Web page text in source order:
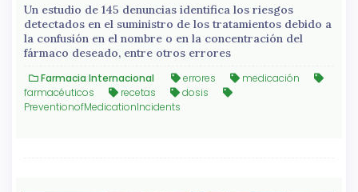
Un estudio de 145 denuncias identifica los riesgos
detectados en el suministro de los tratamientos debido a
la confusión en el nombre o en la concentración del
fármaco deseado, entre otros errores
Farmacia Internacional errores
medicación
farmacéuticos
recetas
dosis
PreventionofMedicationIncidents